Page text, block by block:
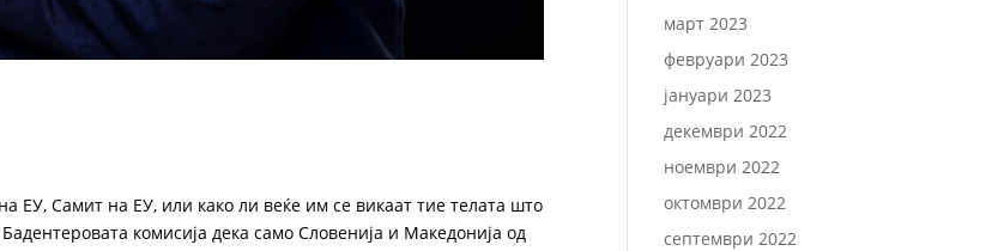
Самит на ЕУ, или како ли веќе им се викаат тие телата што
комисија дека само Словенија и Македонија од
март 2023
февруари 2023
јануари 2023
декември 2022
ноември 2022
октомври 2022
септември 2022